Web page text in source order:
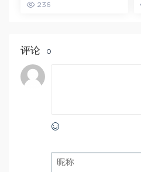
网盘打包下载
236
评论 0